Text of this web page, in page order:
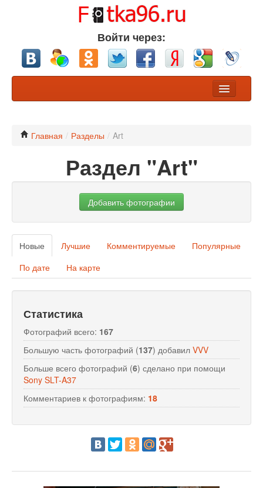
Войти через:
Конкурсы
Хочу обсуждения
Участники
Nikon или Canon?
Профессионалы
Объявления
Добавить фото
Вход (регистрация)
Главная / Разделы / Art
Раздел "Art"
Добавить фотографии
Новые Лучшие Комментируемые
Популярные
По дате
На карте
Статистика
Фотографий всего: 167
Большую часть фотографий (137) добавил VVV
Больше всего фотографий (6) сделано при помощи
Sony SLT-A37
Комментариев к фотографиям: 18